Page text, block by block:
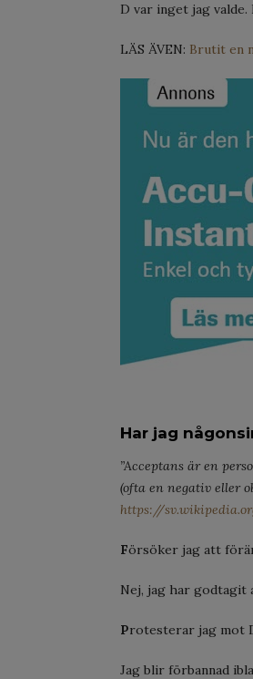
D var inget jag
LÄS ÄVEN: Brutit en
Har jag
”Acceptans är en
(ofta en negativ eller
https://
Försöker jag att
Nej, jag har godtagit
Protesterar jag mot
Jag blir förbannad